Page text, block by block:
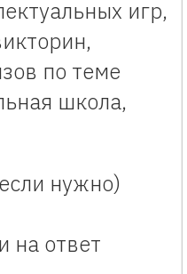
игр,
по теме
школа,
нужно)
на ответ